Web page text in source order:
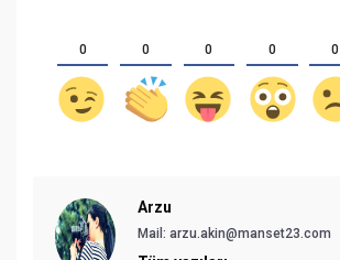
0 0 0 0 0
Arzu
Mail: arzu.akin@manset23.com